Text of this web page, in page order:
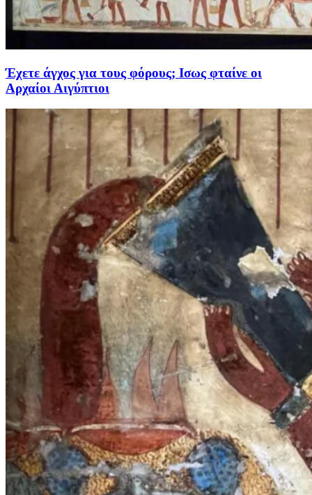
Έχετε άγχος για τους φόρους; Ισως φταίνε οι
Αρχαίοι Αιγύπτιοι